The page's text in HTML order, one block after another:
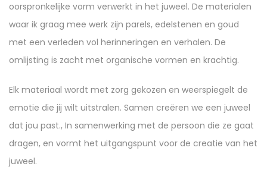
oorspronkelijke vorm verwerkt in het juweel. De materialen
waar ik graag mee werk zijn parels, edelstenen en goud
met een verleden vol herinneringen en verhalen. De
omlijsting is zacht met organische vormen en krachtig.
Elk materiaal wordt met zorg gekozen en weerspiegelt de
emotie die jij wilt uitstralen. Samen creëren we een juweel
dat jou past., In samenwerking met de persoon die ze gaat
dragen, en vormt het uitgangspunt voor de creatie van het
juweel.